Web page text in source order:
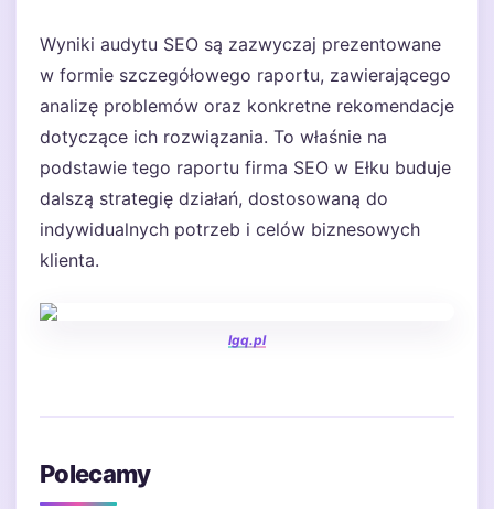
Wyniki audytu SEO są zazwyczaj prezentowane
w formie szczegółowego raportu, zawierającego
analizę problemów oraz konkretne rekomendacje
dotyczące ich rozwiązania. To właśnie na
podstawie tego raportu firma SEO w Ełku buduje
dalszą strategię działań, dostosowaną do
indywidualnych potrzeb i celów biznesowych
klienta.
lgq.pl
Polecamy